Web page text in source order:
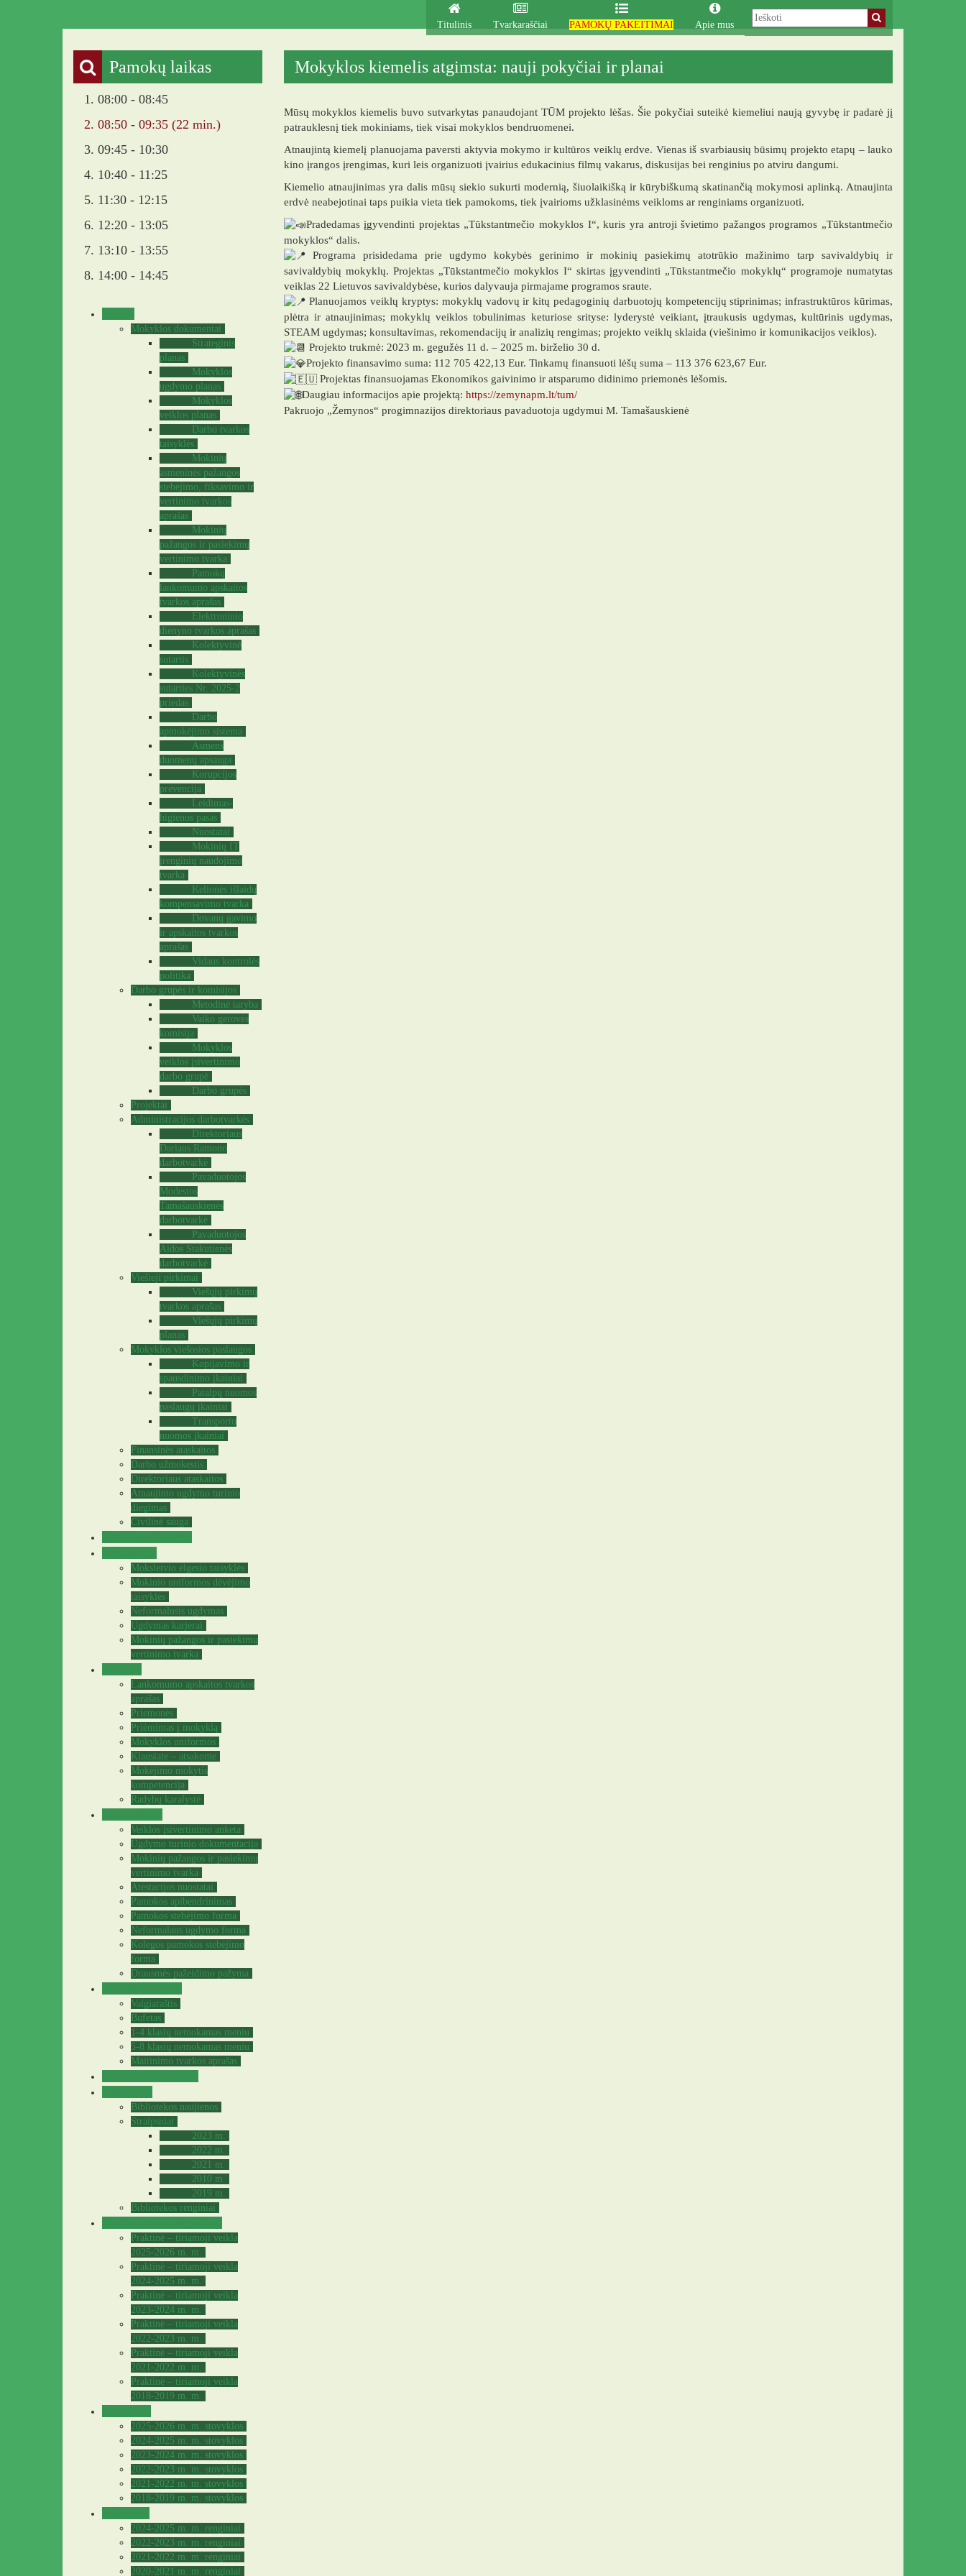
Titulinis Tvarkaraščiai PAMOKŲ PAKEITIMAI Apie mus
Pamokų laikas
1. 08:00 - 08:45
2. 08:50 - 09:35 (22 min.)
3. 09:45 - 10:30
4. 10:40 - 11:25
5. 11:30 - 12:15
6. 12:20 - 13:05
7. 13:10 - 13:55
8. 14:00 - 14:45
Mokyklos dokumentai
Strateginis
planas
Mokyklos
ugdymo planas
Mokyklos
veiklos planas
Darbo tvarkos
taisyklės
Mokinių
asmeninės pažangos
stebėjimo, fiksavimo ir
vertinimo tvarkos
aprašas
Mokinių
pažangos ir pasiekimų
vertinimo tvarka
Pamokų
lankomumo apskaitos
tvarkos aprašas
Elektroninio
dienyno tvarkos aprašas
Kolektyvinė
sutartis
Kolektyvinės
sutarties Nr. 2025-2
priedas
Darbo
apmokėjimo sistema
Asmens
duomenų apsauga
Korupcijos
prevencija
Leidimas-
higienos pasas
Nuostatai
Mokinių IT
įrenginių naudojimo
tvarka
Kelionės išlaidų
kompensavimo tvarka
Dovanų gavimo
ir apskaitos tvarkos
aprašas
Vidaus kontrolės
politika
Darbo grupės ir komisijos
Metodinė taryba
Vaiko gerovės
komisija
Mokyklos
veiklos įsivertinimo
darbo grupė
Darbo grupės
Projektai
Administracijos darbotvarkės
Direktoriaus
Dariaus Ramono
darbotvarkė
Pavaduotojos
Modestos
Tamašauskienės
darbotvarkė
Pavaduotojos
Aidos Stakutienės
darbotvarkė
Viešieji pirkimai
Viešųjų pirkimų
tvarkos aprašas
Viešųjų pirkimų
planas
Mokyklos viešosios paslaugos
Kopijavimo ir
spausdinimo įkainiai
Patalpų nuomos
paslaugų įkainiai
Transporto
nuomos įkainiai
Finansinės ataskaitos
Darbo užmokestis
Direktoriaus ataskaitos
Atnaujinto ugdymo turinio
diegimas
Civilinė sauga
Moksleivio elgesio taisyklės
Mokinio uniformos dėvėjimo
taisyklės
Neformalusis ugdymas
Ugdymas karjerai
Mokinių pažangos ir pasiekimų
vertinimo tvarka
Lankomumo apskaitos tvarkos
aprašas
Priemonės
Priėmimas į mokyklą
Mokyklos uniformos
Klausiate – atsakome
Mokėjimo mokytis
kompetencija
Radybų karalystė
Veiklos įsivertinimo anketa
Ugdymo turinio dokumentacija
Mokinių pažangos ir pasiekimų
vertinimo tvarka
Atestacijos nuostatai
Pamokos apibendrinimas
Pamokos stebėjimo forma
Neformalaus ugdymo forma
Kolegos pamokos stebėjimo
forma
Drausmės pažeidimo pažyma
Valgiaraštis
Bufetas
1-4 klasių nemokamas meniu
5-8 klasių nemokamas meniu
Maitinimo tvarkos aprašas
Bibliotekos naujienos
Straipsniai
2023 m.
2022 m.
2021 m.
2010 m.
2019 m.
Bibliotekos renginiai
Praktinė – tiriamoji veikla
2025-2026 m. m.
Praktinė – tiriamoji veikla
2024-2025 m. m.
Praktinė – tiriamoji veikla
2023-2024 m. m.
Praktinė – tiriamoji veikla
2022-2023 m. m.
Praktinė – tiriamoji veikla
2021-2022 m. m.
Praktinė – tiriamoji veikla
2018-2019 m. m.
2025-2026 m. m. stovyklos
2024-2025 m. m. stovyklos
2023-2024 m. m. stovyklos
2022-2023 m. m. stovyklos
2021-2022 m. m. stovyklos
2018-2019 m. m. stovyklos
2024-2025 m. m. renginiai
2022-2023 m. m. renginiai
2021-2022 m. m. renginiai
2020-2021 m. m. renginiai
Mokyklos kiemelis atgimsta: nauji pokyčiai ir planai
Mūsų mokyklos kiemelis buvo sutvarkytas panaudojant TŪM projekto lėšas. Šie pokyčiai suteikė kiemeliui naują gyvybę ir padarė jį
patrauklesnį tiek mokiniams, tiek visai mokyklos bendruomenei.
Atnaujintą kiemelį planuojama paversti aktyvia mokymo ir kultūros veiklų erdve. Vienas iš svarbiausių būsimų projekto etapų – lauko
kino įrangos įrengimas, kuri leis organizuoti įvairius edukacinius filmų vakarus, diskusijas bei renginius po atviru dangumi.
Kiemelio atnaujinimas yra dalis mūsų siekio sukurti modernią, šiuolaikišką ir kūrybiškumą skatinančią mokymosi aplinką. Atnaujinta
erdvė neabejotinai taps puikia vieta tiek pamokoms, tiek įvairioms užklasinėms veikloms ar renginiams organizuoti.
Pradedamas įgyvendinti projektas „Tūkstantmečio mokyklos I“, kuris yra antroji švietimo pažangos programos „Tūkstantmečio
mokyklos“ dalis.
Programa prisidedama prie ugdymo kokybės gerinimo ir mokinių pasiekimų atotrūkio mažinimo tarp savivaldybių ir
savivaldybių mokyklų. Projektas „Tūkstantmečio mokyklos I“ skirtas įgyvendinti „Tūkstantmečio mokyklų“ programoje numatytas
veiklas 22 Lietuvos savivaldybėse, kurios dalyvauja pirmajame programos sraute.
Planuojamos veiklų kryptys: mokyklų vadovų ir kitų pedagoginių darbuotojų kompetencijų stiprinimas; infrastruktūros kūrimas,
plėtra ir atnaujinimas; mokyklų veiklos tobulinimas keturiose srityse: lyderystė veikiant, įtraukusis ugdymas, kultūrinis ugdymas,
STEAM ugdymas; konsultavimas, rekomendacijų ir analizių rengimas; projekto veiklų sklaida (viešinimo ir komunikacijos veiklos).
Projekto trukmė: 2023 m. gegužės 11 d. – 2025 m. birželio 30 d.
Projekto finansavimo suma: 112 705 422,13 Eur. Tinkamų finansuoti lėšų suma – 113 376 623,67 Eur.
Projektas finansuojamas Ekonomikos gaivinimo ir atsparumo didinimo priemonės lėšomis.
Daugiau informacijos apie projektą: https://zemynapm.lt/tum/
Pakruojo „Žemynos“ progimnazijos direktoriaus pavaduotoja ugdymui M. Tamašauskienė